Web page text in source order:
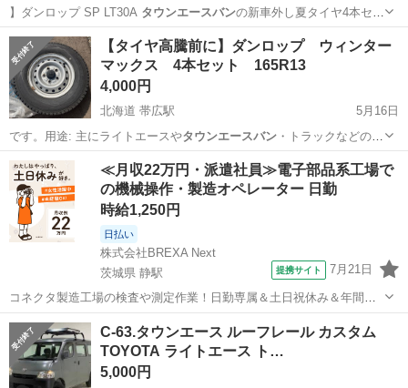
】ダンロップ SP LT30A タウンエースバンの新車外し夏タイヤ4本セッ
トです…
北海道 恵庭市 恵み野駅 タイヤ、ホイール 夏タイヤ
【タイヤ高騰前に】ダンロップ ウィンター
マックス 4本セット 165R13
4,000円
北海道 帯広駅
5月16日
です。用途: 主にライトエースやタウンエースバン・トラックなどの商
用車用として設…
北海道 帯広市 帯広駅 タイヤ、ホイール
ウィンターマックス
≪月収22万円・派遣社員≫電子部品系工場で
の機械操作・製造オペレーター 日勤
時給1,250円
日払い
株式会社BREXA Next
茨城県 静駅
提携サイト 7月21日
コネクタ製造工場の検査や測定作業！日勤専属＆土日祝休み＆年間休
日128日★クリーンルーム内作業★マイカー通勤OK＆無料駐車場あり
★就業先食堂利用可！日払い制度あり！《茨城県常陸大宮市》 人気の
工場のお仕事 ◇コネクタ製造工...
茨城 常陸大宮市 静駅
C-63.タウンエース ルーフレール カスタム
TOYOTA ライトエース ト…
5,000円